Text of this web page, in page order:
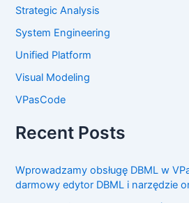
Strategic Analysis
System Engineering
Unified Platform
Visual Modeling
VPasCode
Recent Posts
Wprowadzamy obsługę DBML w
darmowy edytor DBML i narzędzie